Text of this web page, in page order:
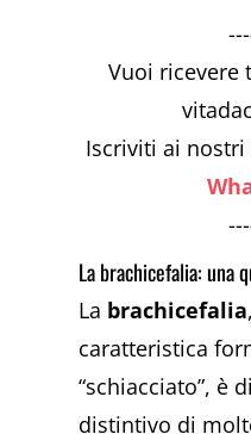
Vuoi ricevere
Iscriviti ai
La brachicefalia: una
La brachicefalia
caratteristica
“schiacciato”, è
distintivo di